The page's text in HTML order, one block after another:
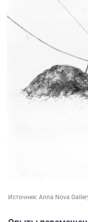
Источник: Anna Nova